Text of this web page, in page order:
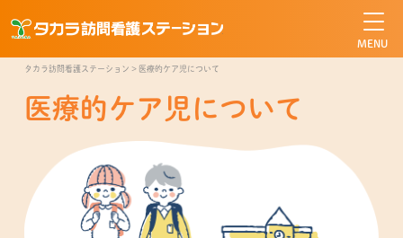
タカラ訪問看護ステーション
タカラ訪問看護ステーション > 医療的ケア児について
医療的ケア児について